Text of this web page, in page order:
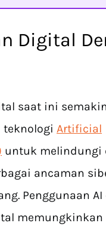
Digital
saat ini semakin
teknologi Artificial
untuk melindungi
ancaman
Penggunaan
memungkinkan